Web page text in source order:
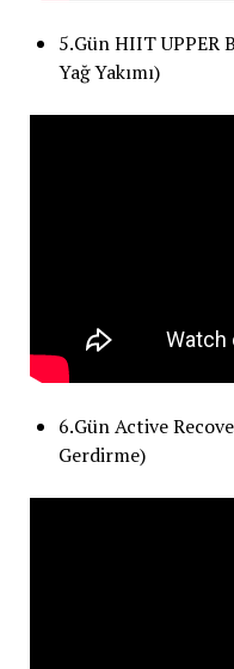
5.Gün HIIT UPPER
Yağ Yakımı)
6.Gün Active
Gerdirme)